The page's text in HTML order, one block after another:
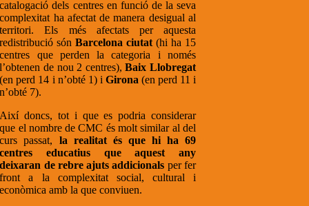
catalogació dels centres en funció de la seva
complexitat ha afectat de manera desigual al
territori. Els més afectats per aquesta
redistribució sónBarcelona ciutat (hi ha 15
centres que perden la categoria i només
l’obtenen de nou 2 centres),Baix Llobregat
(en perd 14 i n’obté 1) i Girona (en perd 11 i
n’obté 7).
Així doncs, tot i que es podria considerar
que el nombre de CMC és molt similar al del
curs passat, la realitat és que hi ha 69
centres educatius que aquest any
deixaran de rebre ajuts addicionals per fer
front a la complexitat social, cultural i
econòmica amb la que conviuen.